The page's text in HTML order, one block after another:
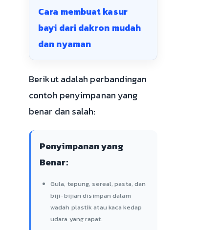
Cara membuat kasur
bayi dari dakron mudah
dan nyaman
Berikut adalah perbandingan
contoh penyimpanan yang
benar dan salah:
Penyimpanan yang
Benar:
Gula, tepung, sereal, pasta, dan
biji-bijian disimpan dalam
wadah plastik atau kaca kedap
udara yang rapat.